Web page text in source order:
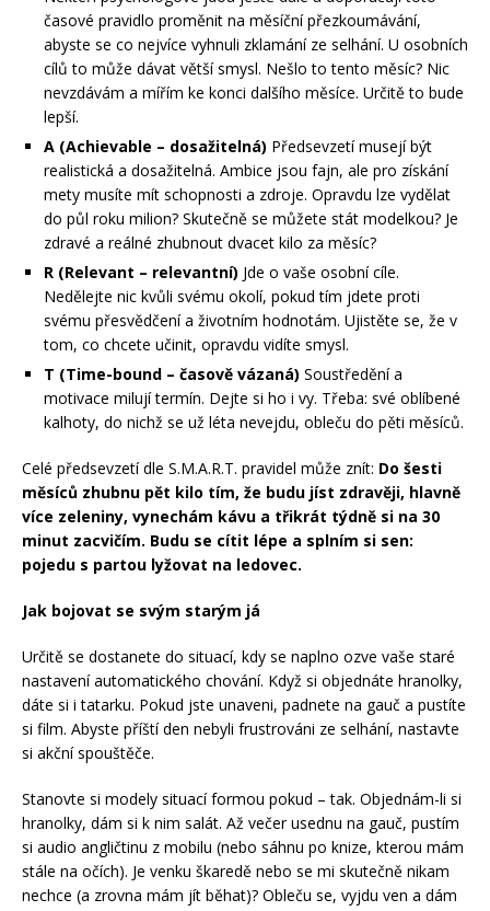
časové pravidlo proměnit na měsíční přezkoumávání,
abyste se co nejvíce vyhnuli zklamání ze selhání. U osobních
cílů to může dávat větší smysl. Nešlo to tento měsíc? Nic
nevzdávám a mířím ke konci dalšího měsíce. Určitě to bude
lepší.
A (Achievable – dosažitelná) Předsevzetí musejí být
realistická a dosažitelná. Ambice jsou fajn, ale pro získání
mety musíte mít schopnosti a zdroje. Opravdu lze vydělat
do půl roku milion? Skutečně se můžete stát modelkou? Je
zdravé a reálné zhubnout dvacet kilo za měsíc?
R (Relevant – relevantní) Jde o vaše osobní cíle.
Nedělejte nic kvůli svému okolí, pokud tím jdete proti
svému přesvědčení a životním hodnotám. Ujistěte se, že v
tom, co chcete učinit, opravdu vidíte smysl.
T (Time-bound – časově vázaná) Soustředění a
motivace milují termín. Dejte si ho i vy. Třeba: své oblíbené
kalhoty, do nichž se už léta nevejdu, obleču do pěti měsíců.
Celé předsevzetí dle S.M.A.R.T. pravidel může znít: Do šesti
měsíců zhubnu pět kilo tím, že budu jíst zdravěji, hlavně
více zeleniny, vynechám kávu a třikrát týdně si na 30
minut zacvičím. Budu se cítit lépe a splním si sen:
pojedu s partou lyžovat na ledovec.
Jak bojovat se svým starým já
Určitě se dostanete do situací, kdy se naplno ozve vaše staré
nastavení automatického chování. Když si objednáte hranolky,
dáte si i tatarku. Pokud jste unaveni, padnete na gauč a pustíte
si film. Abyste příští den nebyli frustrováni ze selhání, nastavte
si akční spouštěče.
Stanovte si modely situací formou pokud – tak. Objednám-li si
hranolky, dám si k nim salát. Až večer usednu na gauč, pustím
si audio angličtinu z mobilu (nebo sáhnu po knize, kterou mám
stále na očích). Je venku škaredě nebo se mi skutečně nikam
nechce (a zrovna mám jít běhat)? Obleču se, vyjdu ven a dám